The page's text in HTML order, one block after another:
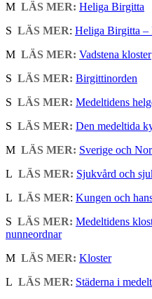
M LÄS MER: Heliga Birgitta
S LÄS MER: Heliga Birgitta –
M LÄS MER: Vadstena kloster
S LÄS MER: Birgittinorden
S LÄS MER: Medeltidens
S LÄS MER: Den medeltida
M LÄS MER: Sverige och
L LÄS MER: Sjukvård och
L LÄS MER: Kungen och
S LÄS MER: Medeltidens
nunneordnar
M LÄS MER: Kloster
L LÄS MER: Städerna i